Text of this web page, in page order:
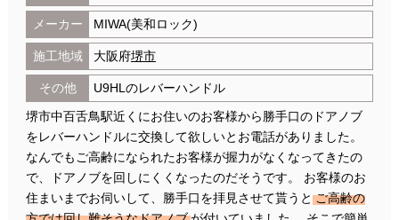
メーカー MIWA(美和ロック)
施工地域 大阪府堺市
その他
U9HLのレバーハンドル
堺市中百舌鳥駅近くにお住いのお客様から勝手口のドアノブ
をレバーハンドルに交換して欲しいとお電話がありました。
なんでもご高齢になられたお客様が握力がなくなってきたの
で、ドアノブを回しにくくなったのだそうです。 お客様のお
住まいまでお伺いして、勝手口を拝見させて貰うと ご高齢の